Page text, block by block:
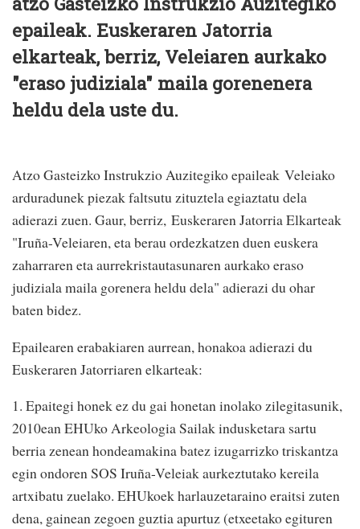
epaileak. Euskeraren Jatorria
elkarteak, berriz, Veleiaren aurkako
"eraso judiziala" maila gorenenera
heldu dela uste du.
Atzo Gasteizko Instrukzio Auzitegiko epaileak Veleiako
arduradunek piezak faltsutu zituztela egiaztatu dela
adierazi zuen. Gaur, berriz, Euskeraren Jatorria Elkarteak
"Iruña-Veleiaren, eta berau ordezkatzen duen euskera
zaharraren eta aurrekristautasunaren aurkako eraso
judiziala maila gorenera heldu dela" adierazi du ohar
baten bidez.
Epailearen erabakiaren aurrean, honakoa adierazi du
Euskeraren Jatorriaren elkarteak:
1. Epaitegi honek ez du gai honetan inolako zilegitasunik,
2010ean EHUko Arkeologia Sailak indusketara sartu
berria zenean hondeamakina batez izugarrizko triskantza
egin ondoren SOS Iruña-Veleiak aurkeztutako kereila
artxibatu zuelako. EHUkoek harlauzetaraino eraitsi zuten
dena, gainean zegoen guztia apurtuz (etxeetako egituren